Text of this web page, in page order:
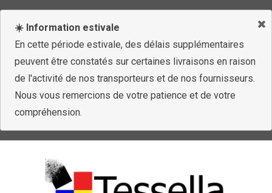
☀️ Information estivale
En cette période estivale, des délais supplémentaires
peuvent être constatés sur certaines livraisons en raison
de l'activité de nos transporteurs et de nos fournisseurs.
Nous vous remercions de votre patience et de votre
compréhension.